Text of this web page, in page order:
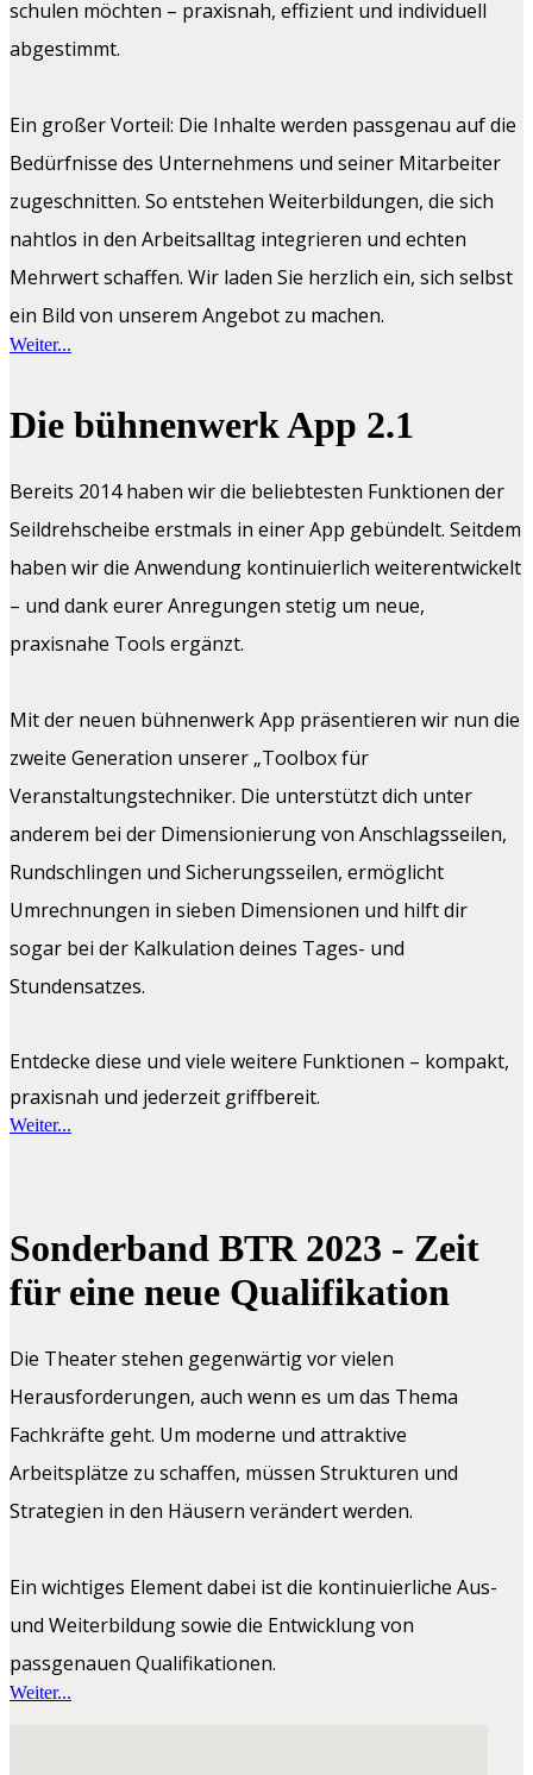
schulen möchten – praxisnah, effizient und individuell
abgestimmt.
Ein großer Vorteil: Die Inhalte werden passgenau auf die
Bedürfnisse des Unternehmens und seiner Mitarbeiter
zugeschnitten. So entstehen Weiterbildungen, die sich
nahtlos in den Arbeitsalltag integrieren und echten
Mehrwert schaffen. Wir laden Sie herzlich ein, sich selbst
ein Bild von unserem Angebot zu machen.
Weiter...
Die bühnenwerk App 2.1
Bereits 2014 haben wir die beliebtesten Funktionen der
Seildrehscheibe erstmals in einer App gebündelt. Seitdem
haben wir die Anwendung kontinuierlich weiterentwickelt
– und dank eurer Anregungen stetig um neue,
praxisnahe Tools ergänzt.
Mit der neuen bühnenwerk App präsentieren wir nun die
zweite Generation unserer „Toolbox für
Veranstaltungstechniker. Die unterstützt dich unter
anderem bei der Dimensionierung von Anschlagsseilen,
Rundschlingen und Sicherungsseilen, ermöglicht
Umrechnungen in sieben Dimensionen und hilft dir
sogar bei der Kalkulation deines Tages- und
Stundensatzes.
Entdecke diese und viele weitere Funktionen – kompakt,
praxisnah und jederzeit griffbereit.
Weiter...
Sonderband BTR 2023 - Zeit
für eine neue Qualifikation
Die Theater stehen gegenwärtig vor vielen
Herausforderungen, auch wenn es um das Thema
Fachkräfte geht. Um moderne und attraktive
Arbeitsplätze zu schaffen, müssen Strukturen und
Strategien in den Häusern verändert werden.
Ein wichtiges Element dabei ist die kontinuierliche Aus-
und Weiterbildung sowie die Entwicklung von
passgenauen Qualifikationen.
Weiter...